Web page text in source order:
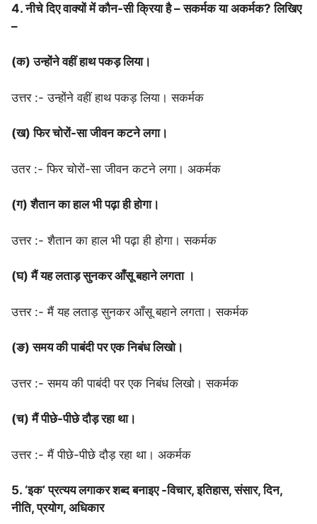
4. नीचे दिए वाक्यों में कौन-सी क्रिया है – सकर्मक या अकर्मक? लिखिए
–
(क) उन्होंने वहीं हाथ पकड़ लिया।
उत्तर :- उन्होंने वहीं हाथ पकड़ लिया। सकर्मक
(ख) फिर चोरों-सा जीवन कटने लगा।
उतर :- फिर चोरों-सा जीवन कटने लगा। अकर्मक
(ग) शैतान का हाल भी पढ़ा ही होगा।
उत्तर :- शैतान का हाल भी पढ़ा ही होगा। सकर्मक
(घ) मैं यह लताड़ सुनकर आँसू बहाने लगता ।
उत्तर :- मैं यह लताड़ सुनकर आँसू बहाने लगता। सकर्मक
(ङ) समय की पाबंदी पर एक निबंध लिखो।
उत्तर :- समय की पाबंदी पर एक निबंध लिखो। सकर्मक
(च) मैं पीछे-पीछे दौड़ रहा था।
उत्तर :- मैं पीछे-पीछे दौड़ रहा था। अकर्मक
5. ‘इक’ प्रत्यय लगाकर शब्द बनाइए -विचार, इतिहास, संसार, दिन,
नीति, प्रयोग, अधिकार